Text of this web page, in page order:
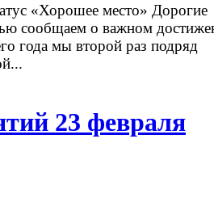
«Хорошее место» Дорогие
сообщаем о важном
года мы второй раз подряд
23 февраля